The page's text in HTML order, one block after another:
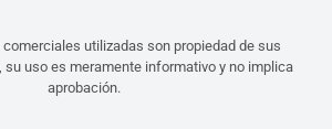
utilizadas son propiedad de sus
su uso es meramente informativo y no implica
aprobación.